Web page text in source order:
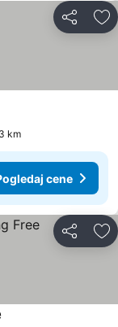
Deli
km
cene
Deli